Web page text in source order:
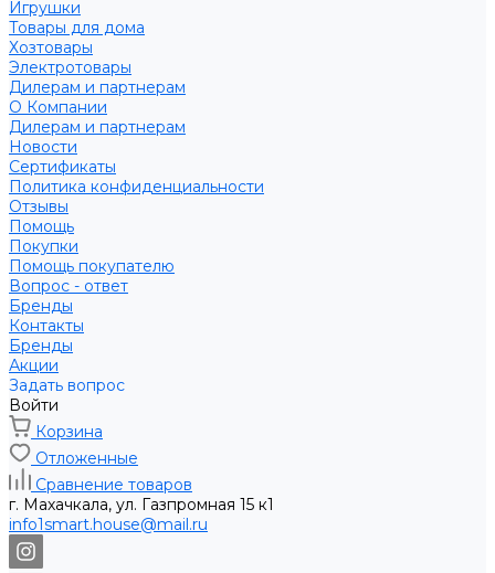
Игрушки
Товары для дома
Хозтовары
Электротовары
Дилерам и партнерам
О Компании
Дилерам и партнерам
Новости
Сертификаты
Политика конфиденциальности
Отзывы
Помощь
Покупки
Помощь покупателю
Вопрос - ответ
Бренды
Контакты
Бренды
Акции
Задать вопрос
Войти
Корзина
Отложенные
Сравнение товаров
г. Махачкала, ул. Газпромная 15 к1
info1smart.house@mail.ru